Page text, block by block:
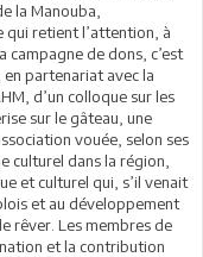
la Manouba,
qui retient l’attention, à
campagne de dons, c’est
en partenariat avec la
d’un colloque sur les
sur le gâteau, une
vouée, selon ses
culturel dans la région,
et culturel qui, s’il venait
et au développement
rêver. Les membres de
et la contribution